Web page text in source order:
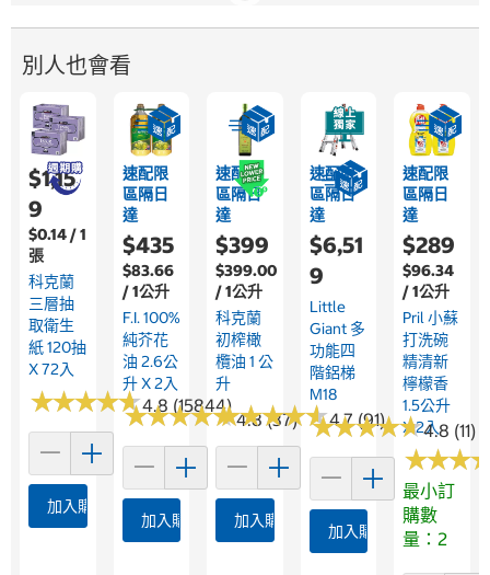
別人也會看
$1,15
9
$0.14 / 1
張
科克蘭
三層抽
取衛生
紙 120抽
X 72入
★★★★★
★★★★★4.8 (15844)
加入購物車
速配限
區隔日
達
$435
$83.66
/ 1公升
F.I. 100%
純芥花
油 2.6公
升 X 2入
★★★★★
★★★★★4.8 (37)
加入購物車
速配限
區隔日
達
$399
$399.00
/ 1公升
科克蘭
初榨橄
欖油 1 公
升
★★★★★
★★★★★4.7 (91)
加入購物車
速配限
區隔日
達
$6,51
9
Little
Giant 多
功能四
階鋁梯
M18
★★★★★
★★★★★4.8 (11)
加入購物車
速配限
區隔日
達
$289
$96.34
/ 1公升
Pril 小蘇
打洗碗
精清新
檸檬香
1.5公升
X 2入
★★★
★★★
最小訂
購數
量：2